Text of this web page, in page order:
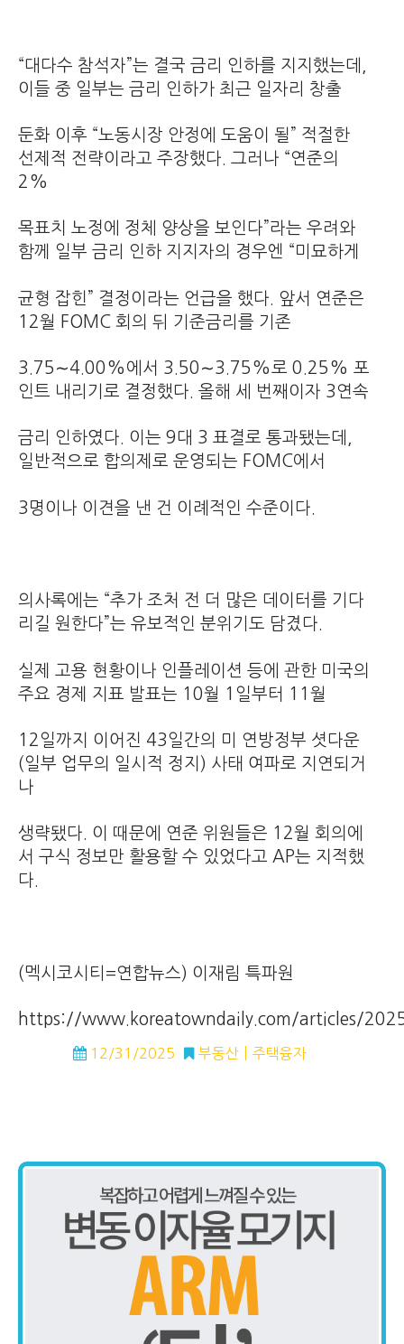
“대다수 참석자”는 결국 금리 인하를 지지했는데,
이들 중 일부는 금리 인하가 최근 일자리 창출
둔화 이후 “노동시장 안정에 도움이 될” 적절한
선제적 전략이라고 주장했다. 그러나 “연준의
2%
목표치 노정에 정체 양상을 보인다”라는 우려와
함께 일부 금리 인하 지지자의 경우엔 “미묘하게
균형 잡힌” 결정이라는 언급을 했다. 앞서 연준은
12월 FOMC 회의 뒤 기준금리를 기존
3.75∼4.00%에서 3.50∼3.75%로 0.25% 포
인트 내리기로 결정했다. 올해 세 번째이자 3연속
금리 인하였다. 이는 9대 3 표결로 통과됐는데,
일반적으로 합의제로 운영되는 FOMC에서
3명이나 이견을 낸 건 이례적인 수준이다.
의사록에는 “추가 조처 전 더 많은 데이터를 기다
리길 원한다”는 유보적인 분위기도 담겼다.
실제 고용 현황이나 인플레이션 등에 관한 미국의
주요 경제 지표 발표는 10월 1일부터 11월
12일까지 이어진 43일간의 미 연방정부 셧다운
(일부 업무의 일시적 정지) 사태 여파로 지연되거
나
생략됐다. 이 때문에 연준 위원들은 12월 회의에
서 구식 정보만 활용할 수 있었다고 AP는 지적했
다.
(멕시코시티=연합뉴스) 이재림 특파원
https://www.koreatowndaily.com/articles/
12/31/2025 부동산 주택융자